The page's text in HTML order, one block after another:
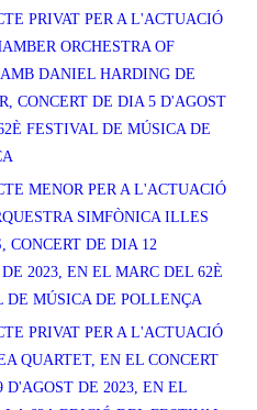
PRIVAT PER A L'ACTUACIÓ
ORCHESTRA OF
AMB DANIEL HARDING DE
CONCERT DE DIA 5 D'AGOST
FESTIVAL DE MÚSICA DE
MENOR PER A L'ACTUACIÓ
SIMFÒNICA ILLES
CONCERT DE DIA 12
2023, EN EL MARC DEL 62È
DE MÚSICA DE POLLENÇA
PRIVAT PER A L'ACTUACIÓ
QUARTET, EN EL CONCERT
D'AGOST DE 2023, EN EL